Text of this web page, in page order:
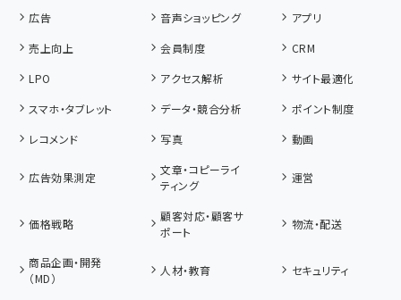
広告
音声ショッピング
アプリ
売上向上
会員制度
CRM
LPO
アクセス解析
サイト最適化
スマホ・タブレット
データ・競合分析
ポイント制度
レコメンド
写真 動画
広告効果測定
文章・コピーライ
ティング
運営
価格戦略
顧客対応・顧客サ
ポート
物流・配送
商品企画・開発
（MD）
人材・教育 セキュリティ